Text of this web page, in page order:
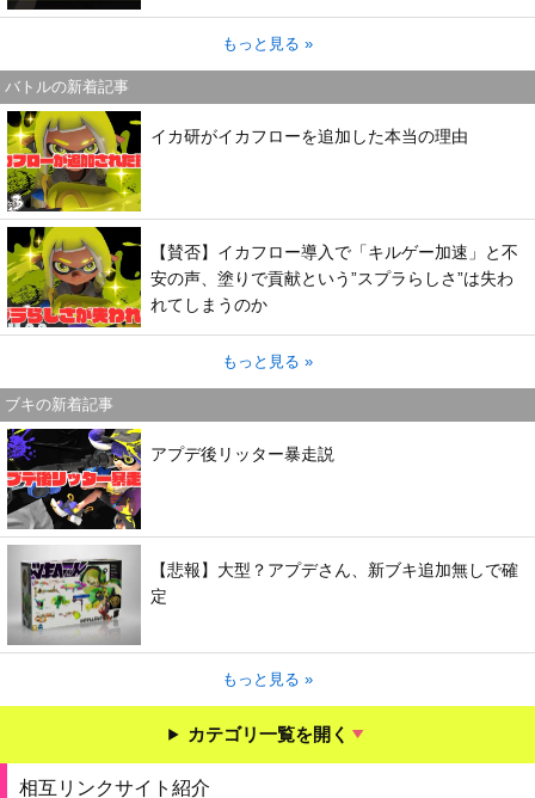
もっと見る »
バトルの新着記事
イカ研がイカフローを追加した本当の理由
【賛否】イカフロー導入で「キルゲー加速」と不
安の声、塗りで貢献という”スプラらしさ”は失わ
れてしまうのか
もっと見る »
ブキの新着記事
アプデ後リッター暴走説
【悲報】大型？アプデさん、新ブキ追加無しで確
定
もっと見る »
カテゴリ一覧を開く
相互リンクサイト紹介